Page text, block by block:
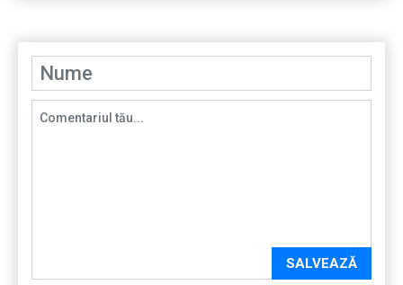
SALVEAZĂ